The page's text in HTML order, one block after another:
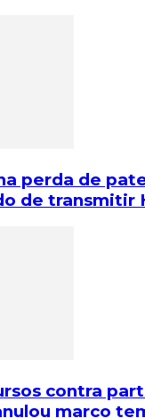
perda de
de transmitir
contra
marco